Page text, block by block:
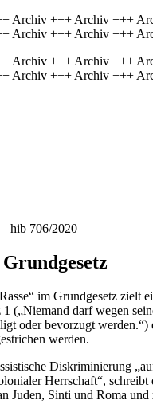
Archiv +++ Archiv +++
Archiv +++ Archiv +++
Archiv +++ Archiv +++
Archiv +++ Archiv +++
hib 706/2020
im Grundgesetz zielt
darf wegen
oder bevorzugt
werden.
Diskriminierung
Herrschaft“,
Juden, Sinti und Roma